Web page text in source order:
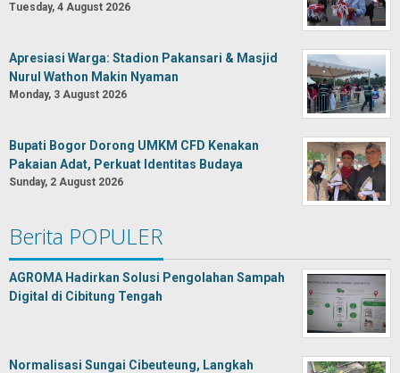
Tuesday, 4 August 2026
Apresiasi Warga: Stadion Pakansari & Masjid
Nurul Wathon Makin Nyaman
Monday, 3 August 2026
Bupati Bogor Dorong UMKM CFD Kenakan
Pakaian Adat, Perkuat Identitas Budaya
Sunday, 2 August 2026
Berita POPULER
AGROMA Hadirkan Solusi Pengolahan Sampah
Digital di Cibitung Tengah
Normalisasi Sungai Cibeuteung, Langkah